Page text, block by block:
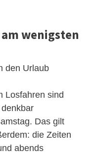
wenigsten
den Urlaub
Losfahren sind
Das gilt
die Zeiten
abends